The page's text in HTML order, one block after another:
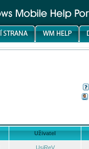
Uživatel
UsiReV